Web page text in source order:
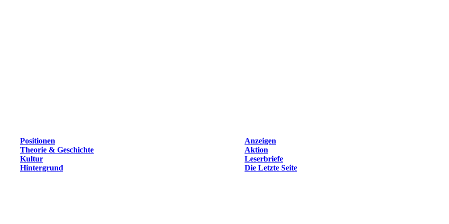
Positionen
Anzeigen
Theorie & Geschichte
Aktion
Kultur
Leserbriefe
Hintergrund Die Letzte Seite